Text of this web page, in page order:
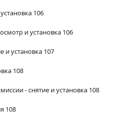
106
и установка 106
установка 107
108
- снятие и установка 108
108